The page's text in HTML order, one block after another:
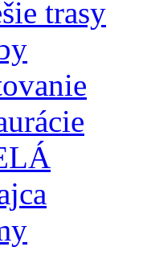
trasy